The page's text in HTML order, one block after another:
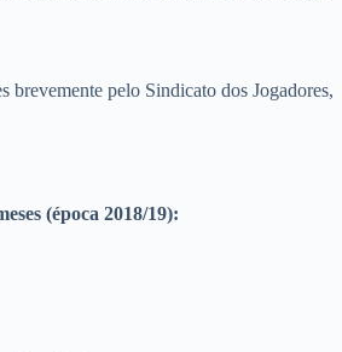
brevemente pelo Sindicato dos Jogadores,
(época 2018/19):